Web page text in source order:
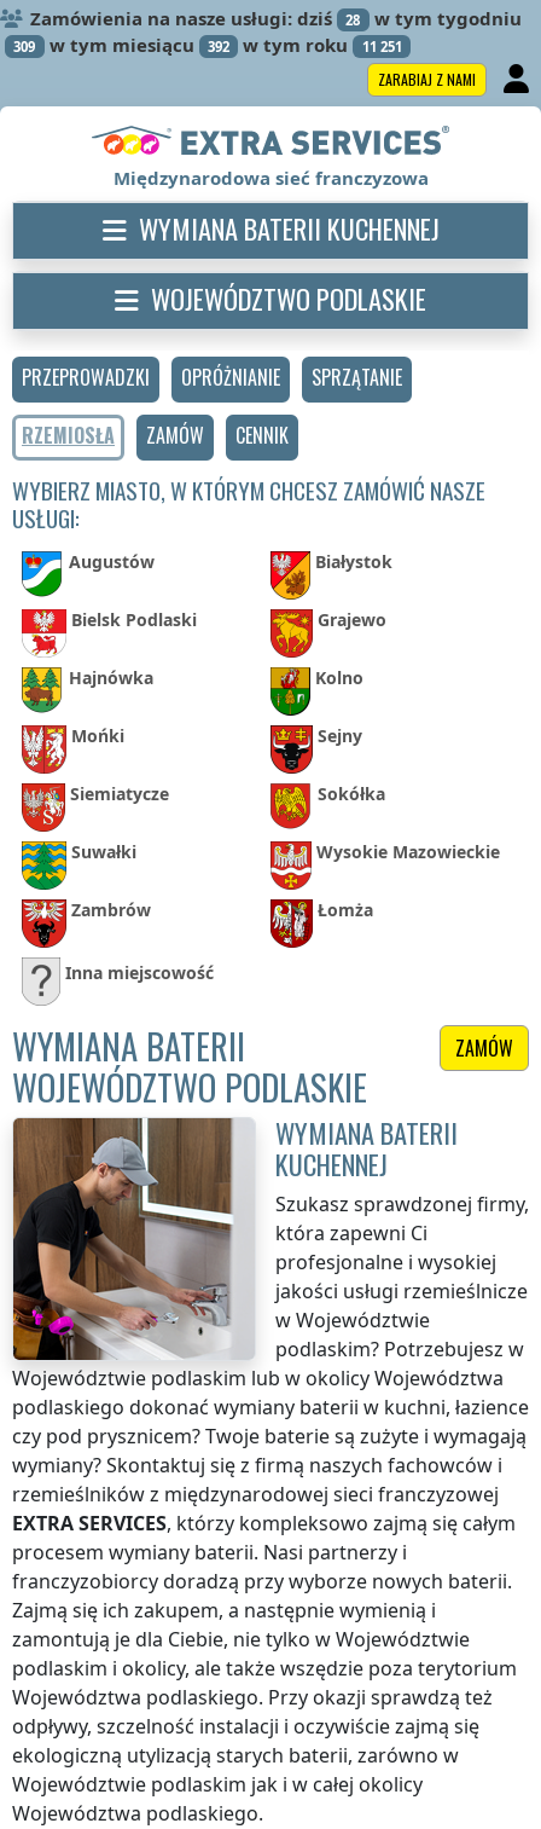
Zamówienia na nasze usługi: dziś 28 w tym tygodniu
309 w tym miesiącu 392 w tym roku 11 251
ZARABIAJ Z NAMI
PRZEPROWADZKI OPRÓŻNIANIE
SPRZĄTANIE
RZEMIOSŁA
ZAMÓW CENNIK
WYBIERZ MIASTO, W KTÓRYM CHCESZ ZAMÓWIĆ NASZE
USŁUGI:
Augustów Białystok
Bielsk Podlaski Grajewo
Hajnówka Kolno
Mońki Sejny
Siemiatycze Sokółka
Suwałki Wysokie Mazowieckie
Zambrów Łomża
Inna miejscowość
ZAMÓW
WYMIANA BATERII
WOJEWÓDZTWO PODLASKIE
WYMIANA BATERII
KUCHENNEJ
Szukasz sprawdzonej firmy,
która zapewni Ci
profesjonalne i wysokiej
jakości usługi rzemieślnicze
w Województwie
podlaskim? Potrzebujesz w
Województwie podlaskim lub w okolicyWojewództwa
podlaskiego dokonać wymiany baterii w kuchni, łazience
czy pod prysznicem? Twoje baterie są zużyte i wymagają
wymiany? Skontaktuj się z firmą naszych fachowców i
rzemieślników z międzynarodowej sieci franczyzowej
EXTRA SERVICES, którzy kompleksowo zajmą się całym
procesem wymiany baterii. Nasi partnerzy i
franczyzobiorcy doradzą przy wyborze nowych baterii.
Zajmą się ich zakupem, a następnie wymienią i
zamontują je dla Ciebie, nie tylko w Województwie
podlaskim i okolicy, ale także wszędzie poza terytorium
Województwa podlaskiego. Przy okazji sprawdzą też
odpływy, szczelność instalacji i oczywiście zajmą się
ekologiczną utylizacją starych baterii, zarówno w
Województwie podlaskim jak i w całej okolicy
Województwa podlaskiego.
Międzynarodowa sieć franczyzowa
WYMIANA BATERII KUCHENNEJ
WOJEWÓDZTWO PODLASKIE